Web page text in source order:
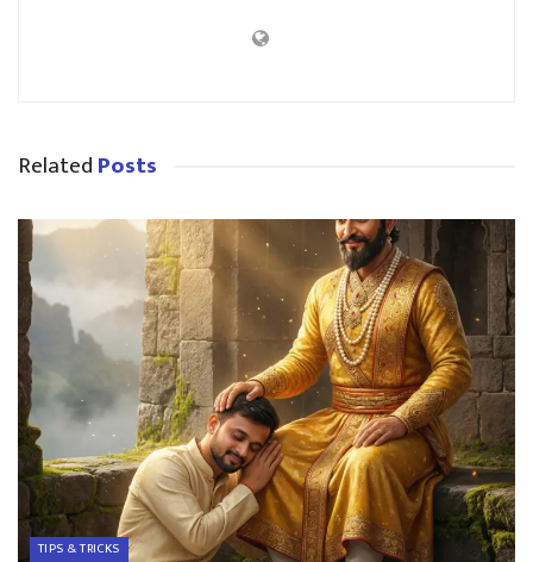
RelatedPosts
TIPS & TRICKS